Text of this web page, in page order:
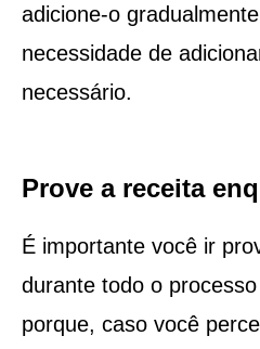
adicione-o
necessidade de
necessário.
Prove a receita
É importante você ir
durante todo o
porque, caso você